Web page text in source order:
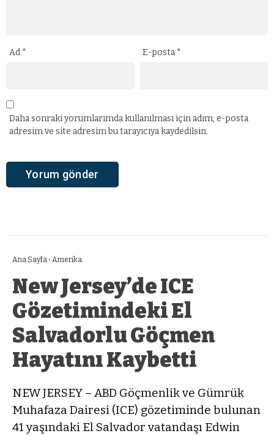
Ad * E-posta *
Daha sonraki yorumlarımda kullanılması için adım, e-posta
adresim ve site adresim bu tarayıcıya kaydedilsin.
Ana Sayfa › Amerika
New Jersey’de ICE
Gözetimindeki El
Salvadorlu Göçmen
Hayatını Kaybetti
NEW JERSEY – ABD Göçmenlik ve Gümrük
Muhafaza Dairesi (ICE) gözetiminde bulunan
41 yaşındaki El Salvador vatandaşı Edwin